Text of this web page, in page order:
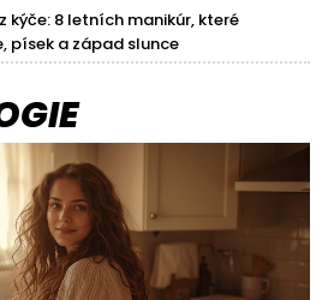
kýče: 8 letních manikúr, které
písek a západ slunce